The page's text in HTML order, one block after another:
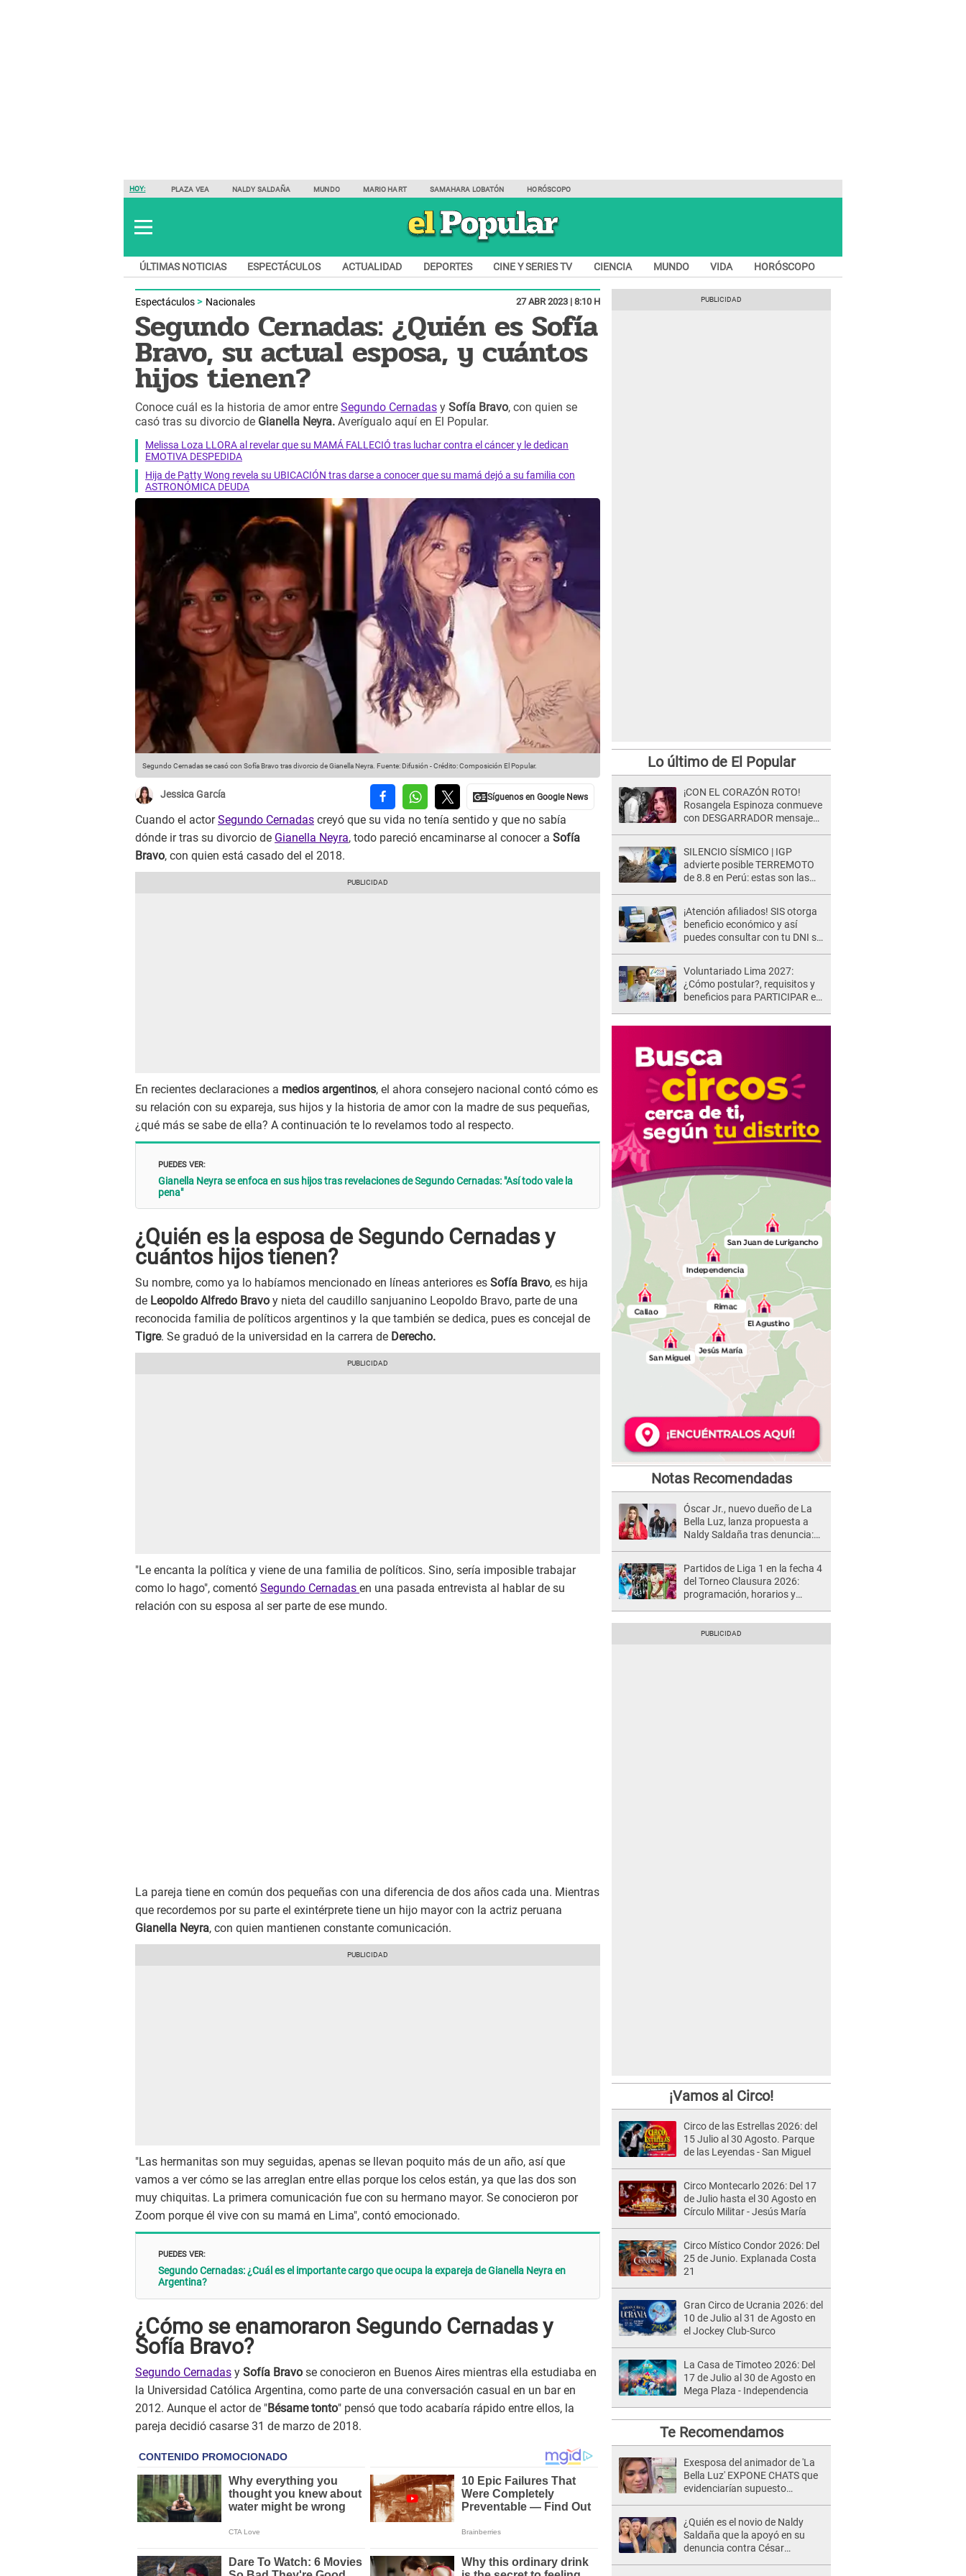
HOY: PLAZA VEA NALDY SALDAÑA MUNDO MARIO HART SAMAHARA LOBATÓN HORÓSCOPO
ÚLTIMAS NOTICIAS ESPECTÁCULOS ACTUALIDAD DEPORTES CINE Y SERIES TV CIENCIA MUNDO VIDA HORÓSCOPO
Espectáculos Nacionales 27 ABR 2023 | 8:10 H
Segundo Cernadas: ¿Quién es Sofía
Bravo, su actual esposa, y cuántos
hijos tienen?
Conoce cuál es la historia de amor entre Segundo Cernadas y Sofía Bravo, con quien se
casó tras su divorcio de Gianella Neyra. Averígualo aquí en El Popular.
Melissa Loza LLORA al revelar que su MAMÁ FALLECIÓ tras luchar contra el cáncer y le dedican
EMOTIVA DESPEDIDA
Hija de Patty Wong revela su UBICACIÓN tras darse a conocer que su mamá dejó a su familia con
ASTRONÓMICA DEUDA
Segundo Cernadas se casó con Sofía Bravo tras divorcio de Gianella Neyra. Fuente: Difusión -Crédito: Composición El Popular.
Jessica García
Cuando el actorSegundo Cernadas creyó que su vida no tenía sentido y que no sabía
dónde ir tras su divorcio de Gianella Neyra, todo pareció encaminarse al conocer a Sofía
Bravo, con quien está casado del el 2018.
En recientes declaraciones a medios argentinos, el ahora consejero nacional contó cómo es
su relación con su expareja, sus hijos y la historia de amor con la madre de sus pequeñas,
¿qué más se sabe de ella? A continuación te lo revelamos todo al respecto.
PUEDES VER:
Gianella Neyra se enfoca en sus hijos tras revelaciones de Segundo Cernadas: "Así todo vale la
pena"
¿Quién es la esposa de Segundo Cernadas y
cuántos hijos tienen?
Su nombre, como ya lo habíamos mencionado en líneas anteriores es Sofía Bravo, es hija
de Leopoldo Alfredo Bravo y nieta del caudillo sanjuanino Leopoldo Bravo, parte de una
reconocida familia de políticos argentinos y la que también se dedica, pues es concejal de
Tigre. Se graduó de la universidad en la carrera de Derecho.
"Le encanta la política y viene de una familia de políticos. Sino, sería imposible trabajar
como lo hago", comentó Segundo Cernadas en una pasada entrevista al hablar de su
relación con su esposa al ser parte de ese mundo.
La pareja tiene en común dos pequeñas con una diferencia de dos años cada una. Mientras
que recordemos por su parte el exintérprete tiene un hijo mayor con la actriz peruana
Gianella Neyra, con quien mantienen constante comunicación.
"Las hermanitas son muy seguidas, apenas se llevan poquito más de un año, así que
vamos a ver cómo se las arreglan entre ellas porque los celos están, ya que las dos son
muy chiquitas. La primera comunicación fue con su hermano mayor. Se conocieron por
Zoom porque él vive con su mamá en Lima", contó emocionado.
PUEDES VER:
Segundo Cernadas: ¿Cuál es el importante cargo que ocupa la expareja de Gianella Neyra en
Argentina?
¿Cómo se enamoraron Segundo Cernadas y
Sofía Bravo?
Segundo Cernadas y Sofía Bravo se conocieron en Buenos Aires mientras ella estudiaba en
la Universidad Católica Argentina, como parte de una conversación casual en un bar en
2012. Aunque el actor de "Bésame tonto" pensó que todo acabaría rápido entre ellos, la
pareja decidió casarse 31 de marzo de 2018.
Lo último de El Popular
¡CON EL CORAZÓN ROTO!
Rosangela Espinoza conmueve
con DESGARRADOR mensaje
SILENCIO SÍSMICO | IGP
advierte posible TERREMOTO
de 8.8 en Perú: estas son las
¡Atención afiliados! SIS otorga
beneficio económico y así
puedes consultar con tu DNI si
Voluntariado Lima 2027:
¿Cómo postular?, requisitos y
beneficios para PARTICIPAR en
Notas Recomendadas
Óscar Jr., nuevo dueño de La
Bella Luz, lanza propuesta a
Naldy Saldaña tras denuncia:
Partidos de Liga 1 en la fecha 4
del Torneo Clausura 2026:
programación, horarios y
¡Vamos al Circo!
Circo de las Estrellas 2026: del
15 Julio al 30 Agosto. Parque
de las Leyendas - San Miguel
Circo Montecarlo 2026: Del 17
de Julio hasta el 30 Agosto en
Círculo Militar - Jesús María
Circo Místico Condor 2026: Del
25 de Junio. Explanada Costa
21
Gran Circo de Ucrania 2026: del
10 de Julio al 31 de Agosto en
el Jockey Club-Surco
La Casa de Timoteo 2026: Del
17 de Julio al 30 de Agosto en
Mega Plaza - Independencia
Te Recomendamos
Exesposa del animador de 'La
Bella Luz' EXPONE CHATS que
evidenciarían supuesto
¿Quién es el novio de Naldy
Saldaña que la apoyó en su
denuncia contra César